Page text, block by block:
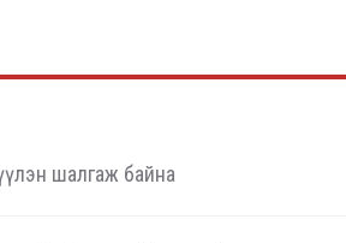
шалгаж байна